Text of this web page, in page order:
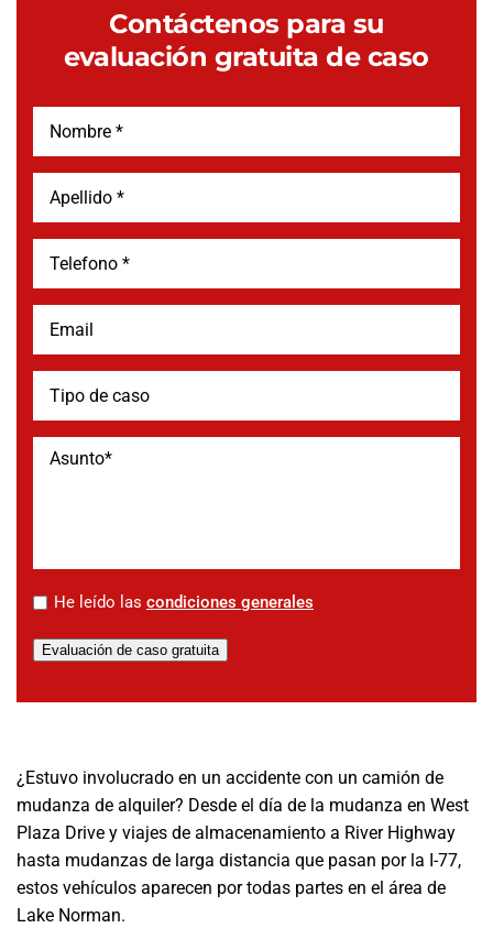
Contáctenos para su
evaluación gratuita de caso
* He leído las condiciones generales
Evaluación de caso gratuita
¿Estuvo involucrado en un accidente con un camión de
mudanza de alquiler? Desde el día de la mudanza en West
Plaza Drive y viajes de almacenamiento a River Highway
hasta mudanzas de larga distancia que pasan por la I-77,
estos vehículos aparecen por todas partes en el área de
Lake Norman.